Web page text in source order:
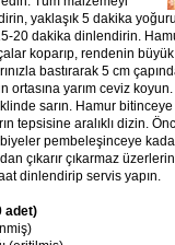
yaklaşık 5 dakika
20 dakika dinlendirin.
koparıp, rendenin büyük
bastırarak 5 cm
ortasına yarım ceviz
sarın. Hamur bitinceye
tepsisine aralıklı dizin.
pembeleşinceye
çıkarır çıkarmaz
dinlendirip servis yapın.
adet)